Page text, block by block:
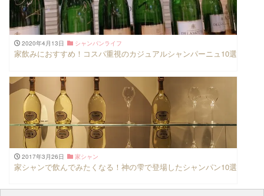
2020年4月13日 シャンパンライフ
家飲みにおすすめ！コスパ重視のカジュアルシャンパーニュ10選
2017年3月26日 家シャン
家シャンで飲んでみたくなる！神の雫で登場したシャンパン10選